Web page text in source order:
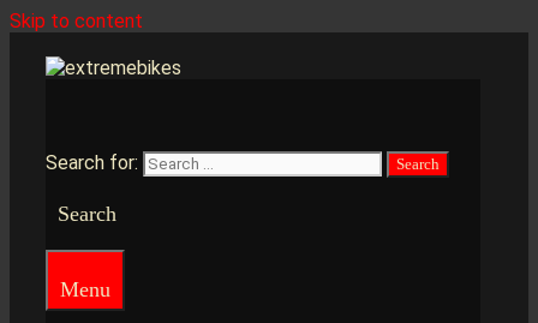
Skip to content
Search for:
Search
Menu